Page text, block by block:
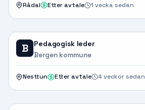
Rådal Etter avtale 1 vecka sedan
B Pedagogisk leder
Bergen kommune
Nesttun Etter avtale 4 veckor sedan